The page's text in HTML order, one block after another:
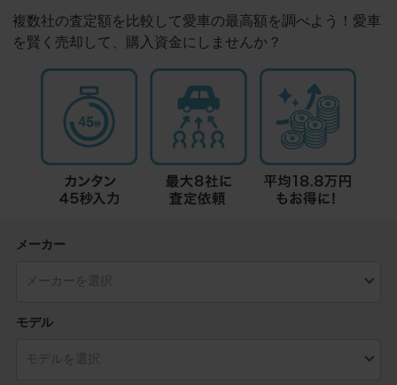
複数社の査定額を比較して愛車の最高額を調べよう！愛車
を賢く売却して、購入資金にしませんか？
メーカー
モデル